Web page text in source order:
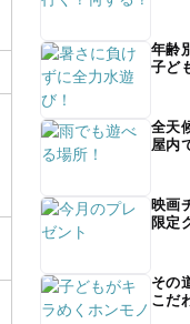
年齢
子ど
全天
屋内
映画
限定
その
こだ